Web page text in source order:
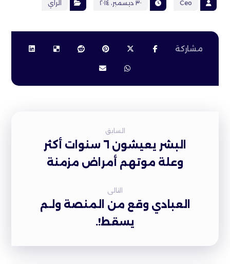
Ceo ٣٠ ديسمبر، ٢٠١٤ الرأي
السابق
البشر يعيشون ٦ سنوات أكثر
وعلة موتهم أمراض مزمنة
التالى
العبادي وقع من المنصة ولـم
يسقط!.